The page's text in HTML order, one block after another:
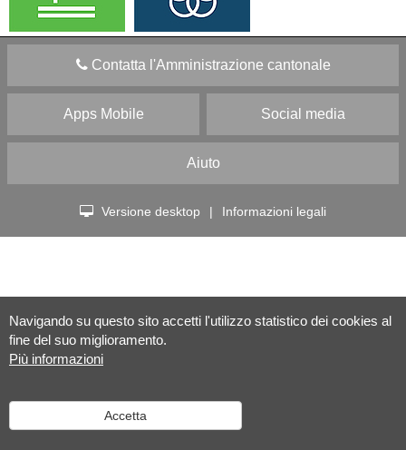
Navigando su questo sito accetti l'utilizzo statistico dei cookies al
fine del suo miglioramento.
Più informazioni
Accetta
Contatta l'Amministrazione cantonale
Apps Mobile Social media
Aiuto
Versione desktop | Informazioni legali